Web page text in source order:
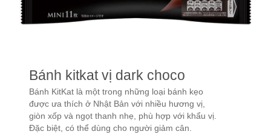
Bánh kitkat vị dark choco
Bánh KitKat là một trong những loại bánh kẹo
được ưa thích ở Nhật Bản với nhiều hương vị,
giòn xốp và ngọt thanh nhẹ, phù hợp với khẩu vị.
Đặc biệt, có thể dùng cho người giảm cân.